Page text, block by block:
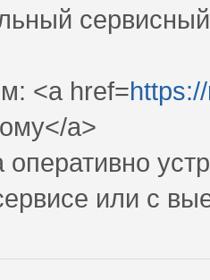
<a href=
a>
или с